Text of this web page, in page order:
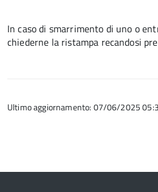
In caso di smarrimento di uno o
chiederne la ristampa recandosi
Ultimo aggiornamento: 07/06/2025